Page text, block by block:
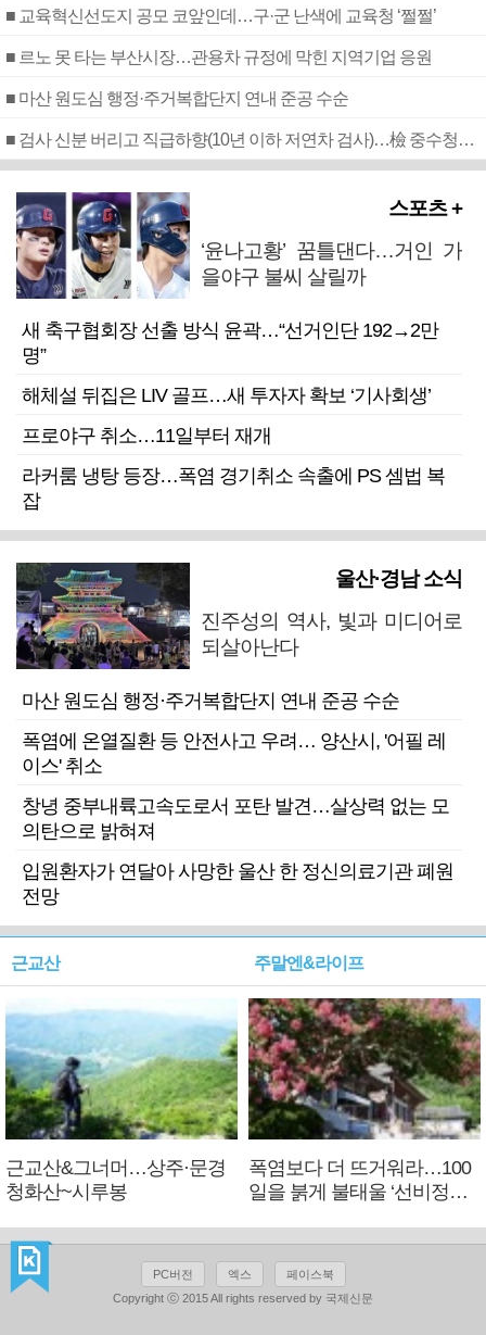
■ 교육혁신선도지 공모 코앞인데…구·군 난색에 교육청 ‘쩔쩔’
■ 르노 못 타는 부산시장…관용차 규정에 막힌 지역기업 응원
■ 마산 원도심 행정·주거복합단지 연내 준공 수순
■ 검사 신분 버리고 직급하향(10년 이하 저연차 검사)…檢 중수청행 기피
스포츠 +
‘윤나고황’ 꿈틀댄다…거인 가
을야구 불씨 살릴까
새 축구협회장 선출 방식 윤곽…“선거인단 192→2만
명”
해체설 뒤집은 LIV 골프…새 투자자 확보 ‘기사회생’
프로야구 취소…11일부터 재개
라커룸 냉탕 등장…폭염 경기취소 속출에 PS 셈법 복
잡
울산·경남 소식
진주성의 역사, 빛과 미디어로
되살아난다
마산 원도심 행정·주거복합단지 연내 준공 수순
폭염에 온열질환 등 안전사고 우려… 양산시, '어필 레
이스' 취소
창녕 중부내륙고속도로서 포탄 발견…살상력 없는 모
의탄으로 밝혀져
입원환자가 연달아 사망한 울산 한 정신의료기관 폐원
전망
근교산
근교산&그너머…상주·문경
청화산~시루봉
주말엔&라이프
폭염보다 더 뜨거워라…100
일을 붉게 불태울 ‘선비정신’
PC버전 엑스
페이스북
Copyright ⓒ 2015 All rights reserved by 국제신문